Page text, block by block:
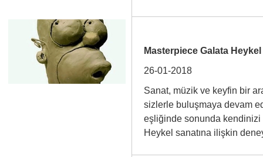
Masterpiece Galata
26-01-2018
Sanat, müzik ve keyfin bir
sizlerle buluşmaya devam
eşliğinde sonunda kendinizi
Heykel sanatına ilişkin